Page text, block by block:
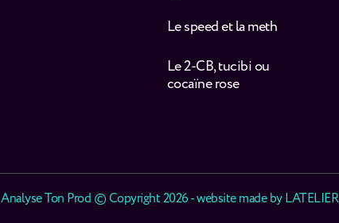
Le speed et la meth
Le 2-CB, tucibi ou
cocaïne rose
Analyse Ton Prod © Copyright 2026 - website made byLATELIER